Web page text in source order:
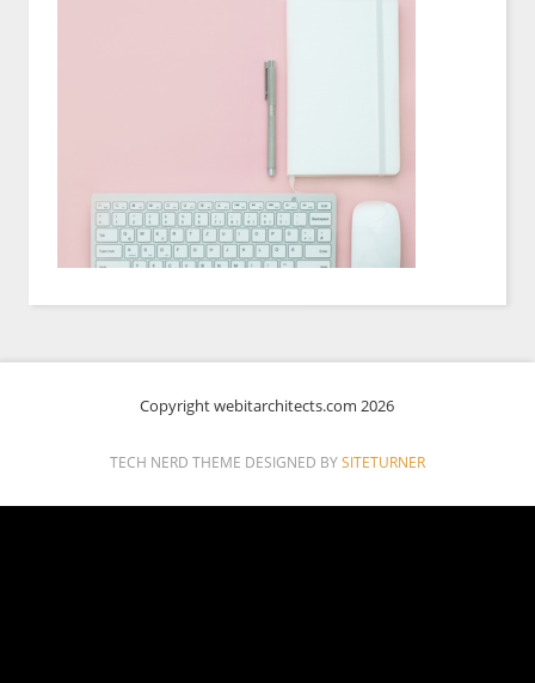
Copyright webitarchitects.com 2026
TECH NERD THEME DESIGNED BY SITETURNER